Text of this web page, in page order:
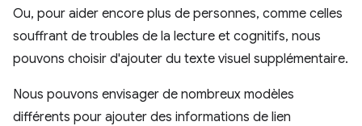
Ou, pour aider encore plus de personnes, comme celles
souffrant de troubles de la lecture et cognitifs, nous
pouvons choisir d'ajouter du texte visuel supplémentaire.
Nous pouvons envisager de nombreux modèles
différents pour ajouter des informations de lien